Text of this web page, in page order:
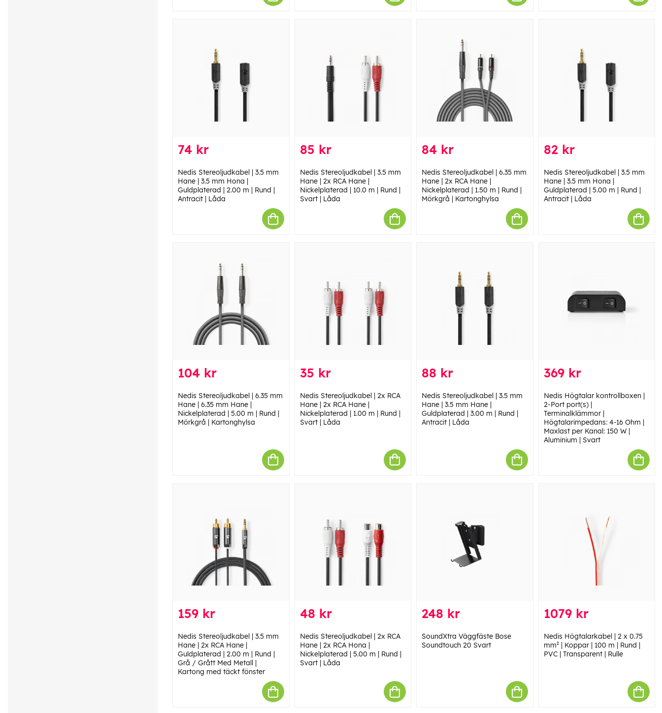
74 kr
Nedis Stereoljudkabel | 3.5 mm
Hane | 3.5 mm Hona |
Guldplaterad | 2.00 m | Rund |
Antracit | Låda
85 kr
Nedis Stereoljudkabel | 3.5 mm
Hane | 2x RCA Hane |
Nickelplaterad | 10.0 m | Rund |
Svart | Låda
84 kr
Nedis Stereoljudkabel | 6.35 mm
Hane | 2x RCA Hane |
Nickelplaterad | 1.50 m | Rund |
Mörkgrå | Kartonghylsa
82 kr
Nedis Stereoljudkabel | 3.5 mm
Hane | 3.5 mm Hona |
Guldplaterad | 5.00 m | Rund |
Antracit | Låda
104 kr
Nedis Stereoljudkabel | 6.35 mm
Hane | 6.35 mm Hane |
Nickelplaterad | 5.00 m | Rund |
Mörkgrå | Kartonghylsa
35 kr
Nedis Stereoljudkabel | 2x RCA
Hane | 2x RCA Hane |
Nickelplaterad | 1.00 m | Rund |
Svart | Låda
88 kr
Nedis Stereoljudkabel | 3.5 mm
Hane | 3.5 mm Hane |
Guldplaterad | 3.00 m | Rund |
Antracit | Låda
369 kr
Nedis Högtalar kontrollboxen |
2-Port port(s) |
Terminalklämmor |
Högtalarimpedans: 4-16 Ohm |
Maxlast per Kanal: 150 W |
Aluminium | Svart
159 kr
Nedis Stereoljudkabel | 3.5 mm
Hane | 2x RCA Hane |
Guldplaterad | 2.00 m | Rund |
Grå / Grått Med Metall |
Kartong med täckt fönster
48 kr
Nedis Stereoljudkabel | 2x RCA
Hane | 2x RCA Hona |
Nickelplaterad | 5.00 m | Rund |
Svart | Låda
248 kr
SoundXtra Väggfäste Bose
Soundtouch 20 Svart
1079 kr
Nedis Högtalarkabel | 2 x 0.75
mm² | Koppar | 100 m | Rund |
PVC | Transparent | Rulle